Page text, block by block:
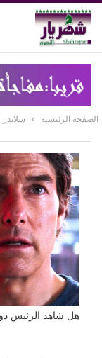
الصفحة الرئيسية سلايدر
هل شاهد الرئيس